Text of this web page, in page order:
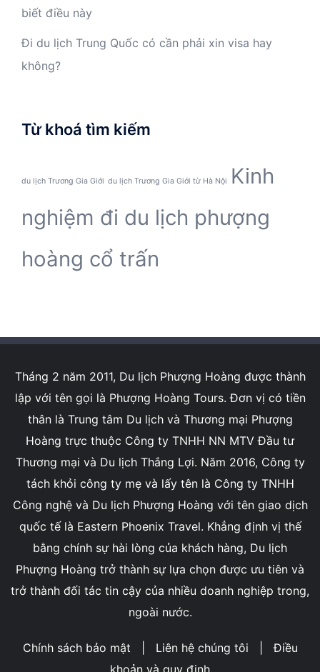
biết điều này
Đi du lịch Trung Quốc có cần phải xin visa hay
không?
Từ khoá tìm kiếm
du lịch Trương Gia Giới du lịch Trương Gia Giới từ Hà Nội
Kinh
nghiệm đi du lịch phượng
hoàng cổ trấn
Tháng 2 năm 2011, Du lịch Phượng Hoàng được thành
lập với tên gọi là Phượng Hoàng Tours. Đơn vị có tiền
thân là Trung tâm Du lịch và Thương mại Phượng
Hoàng trực thuộc Công ty TNHH NN MTV Đầu tư
Thương mại và Du lịch Thắng Lợi. Năm 2016, Công ty
tách khỏi công ty mẹ và lấy tên là Công ty TNHH
Công nghệ và Du lịch Phượng Hoàng với tên giao dịch
quốc tế là Eastern Phoenix Travel. Khẳng định vị thế
bằng chính sự hài lòng của khách hàng, Du lịch
Phượng Hoàng trở thành sự lựa chọn được ưu tiên và
trở thành đối tác tin cậy của nhiều doanh nghiệp trong,
ngoài nước.
Chính sách bảo mật Liên hệ chúng tôi |Điều